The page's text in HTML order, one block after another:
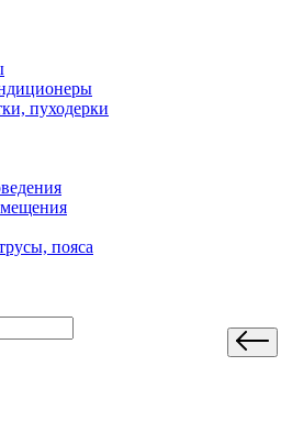
пуходерки
пояса